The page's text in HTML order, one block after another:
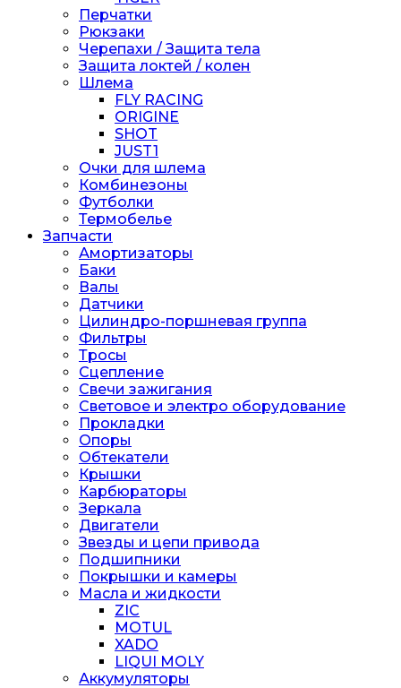
Перчатки
Рюкзаки
Черепахи / Защита тела
Защита локтей / колен
Шлема
FLY RACING
ORIGINE
SHOT
JUST1
Очки для шлема
Комбинезоны
Футболки
Термобелье
Запчасти
Амортизаторы
Баки
Валы
Датчики
Цилиндро-поршневая группа
Фильтры
Тросы
Сцепление
Свечи зажигания
Световое и электро оборудование
Прокладки
Опоры
Обтекатели
Крышки
Карбюраторы
Зеркала
Двигатели
Звезды и цепи привода
Подшипники
Покрышки и камеры
Масла и жидкости
ZIC
MOTUL
XADO
LIQUI MOLY
Аккумуляторы